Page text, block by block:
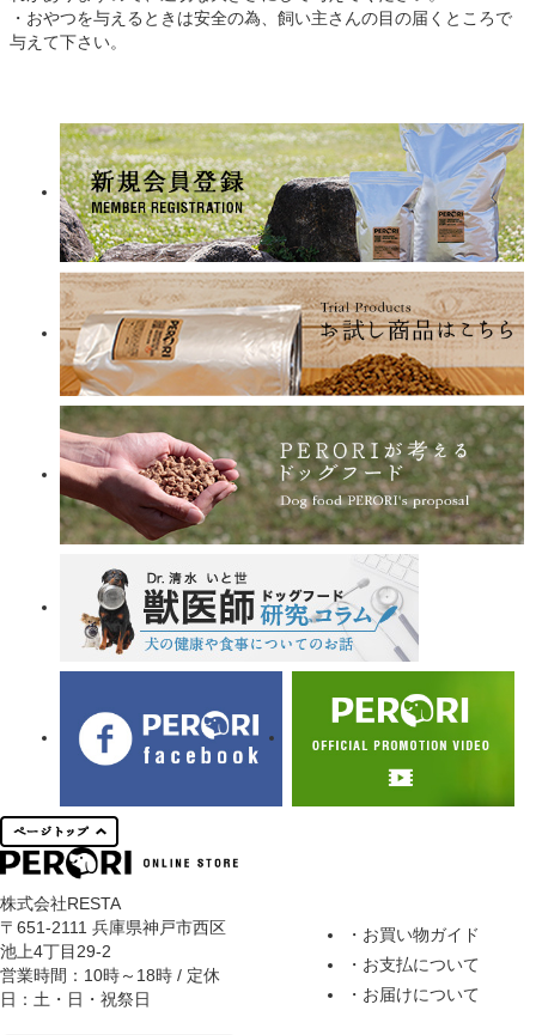
・おやつを与えるときは安全の為、飼い主さんの目の届くところで
与えて下さい。
株式会社RESTA
〒651-2111 兵庫県神戸市西区
池上4丁目29-2
営業時間：10時～18時 / 定休
日：土・日・祝祭日
・お買い物ガイド
・お支払について
・お届けについて